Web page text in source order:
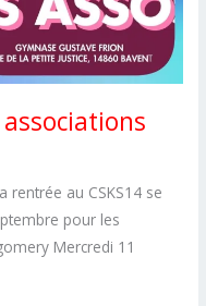
rentrée au CSKS14 se
pour les
Mercredi 11